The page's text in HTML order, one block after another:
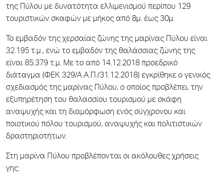
της Πύλου με δυνατότητα ελλιμενισμού περίπου 129
τουριστικών σκαφών με μήκος από 8μ. έως 30μ.
Το εμβαδόν της χερσαίας ζώνης της μαρίνας Πύλου είναι
32.195 τ.μ., ενώ το εμβαδόν της θαλάσσιας ζώνης της
είναι 85.379 τ.μ. Με το από 14.12.2018 προεδρικό
διάταγμα (ΦΕΚ 329/Α.Α.Π./31.12.2018) εγκρίθηκε ο γενικός
σχεδιασμός της μαρίνας Πύλου, ο οποίος προβλέπει, την
εξυπηρέτηση του θαλασσίου τουρισμού με σκάφη
αναψυχής και τη διαμόρφωση ενός σύγχρονου και
ποιοτικού πόλου τουρισμού, αναψυχής και πολιτιστικών
δραστηριοτήτων.
Στη μαρίνα Πύλου προβλέπονται οι ακόλουθες χρήσεις
γης: